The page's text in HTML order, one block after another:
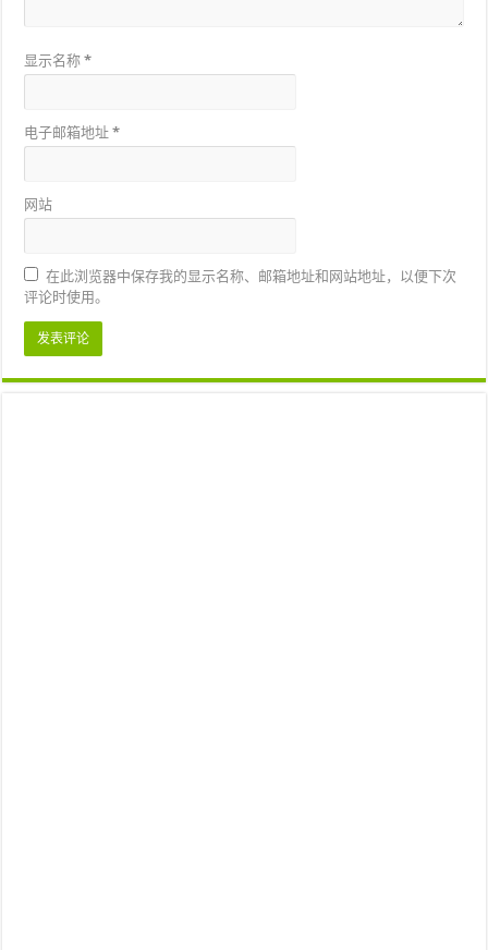
显示名称*
电子邮箱地址*
网站
在此浏览器中保存我的显示名称、邮箱地址和网站地址，以便下次
评论时使用。